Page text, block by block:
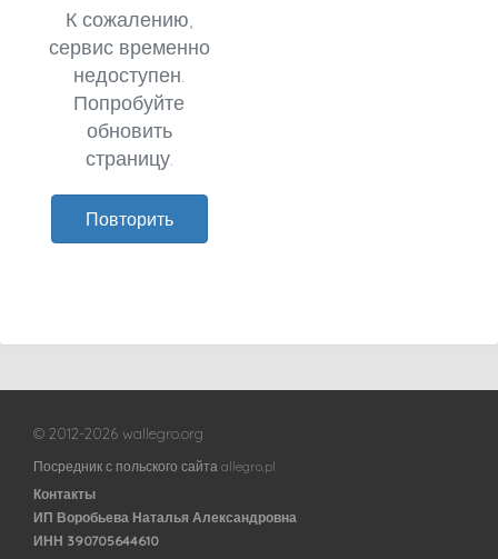
К сожалению,
сервис временно
недоступен.
Попробуйте
обновить
страницу.
Повторить
© 2012-2026 wallegro.org
Посредник с польского сайта allegro.pl
Контакты
ИП Воробьева Наталья Александровна
ИНН 390705644610